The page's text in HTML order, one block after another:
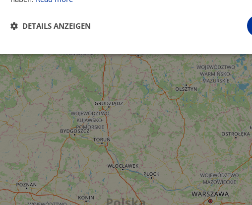
DETAILS ANZEIGEN
Unbedingt
erforderlich
Performance Targeting
Unbedingt erforderlich Performance Targeting
Unbedingt erforderliche Cookies ermöglichen wesentliche Kernfunktionen der Website wie
Kontoverwaltung. Ohne die unbedingt erforderlichen Cookies kann die Website nicht
Name
Anbieter / Domäne Ablaufdatum
Beschreibung
csrftoken
.instagram.com
1 Jahr 1
Monat
This cookie is
platform for Python. It is
against at particular type